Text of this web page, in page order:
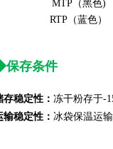
MTP（黑色)
RTP（蓝色）
保存条件
存稳定性： 冻干粉存于-
输稳定性： 冰袋保温运